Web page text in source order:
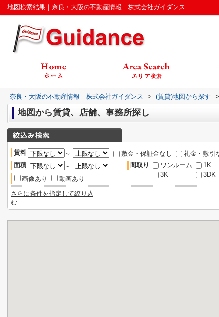
地図検索結果｜奈良・大阪の不動産情報｜株式会社ガイダンス
奈良・大阪の不動産情報｜株式会社ガイダンス > (賃貸)地図から探す >
地図から賃貸、店舗、事務所探し
賃料 ～ 敷金・保証金なし
礼金・敷引
面積
～
画像あり
動画あり
間取り ワンルーム
1K
3K
3DK
さらに条件を指定して絞り込
む